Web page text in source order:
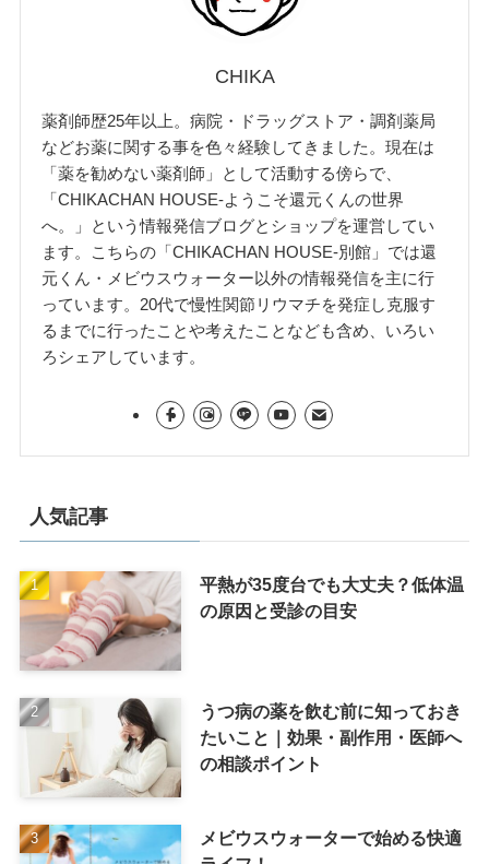
CHIKA
薬剤師歴25年以上。病院・ドラッグストア・調剤薬局
などお薬に関する事を色々経験してきました。現在は
「薬を勧めない薬剤師」として活動する傍らで、
「CHIKACHAN HOUSE-ようこそ還元くんの世界
へ。」という情報発信ブログとショップを運営してい
ます。こちらの「CHIKACHAN HOUSE-別館」では還
元くん・メビウスウォーター以外の情報発信を主に行
っています。20代で慢性関節リウマチを発症し克服す
るまでに行ったことや考えたことなども含め、いろい
ろシェアしています。
人気記事
平熱が35度台でも大丈夫？低体温
の原因と受診の目安
うつ病の薬を飲む前に知っておき
たいこと｜効果・副作用・医師へ
の相談ポイント
メビウスウォーターで始める快適